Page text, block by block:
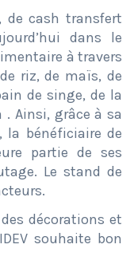
de cash transfert
dans le
à travers
riz, de maïs, de
de singe, de la
Ainsi, grâce à sa
la bénéficiaire de
partie de ses
Le stand de
décorations et
souhaite bon